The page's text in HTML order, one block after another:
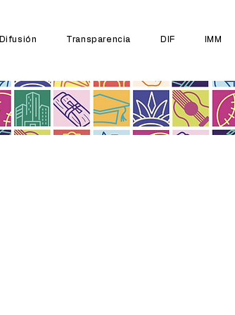
Difusión Transparencia DIF IMM